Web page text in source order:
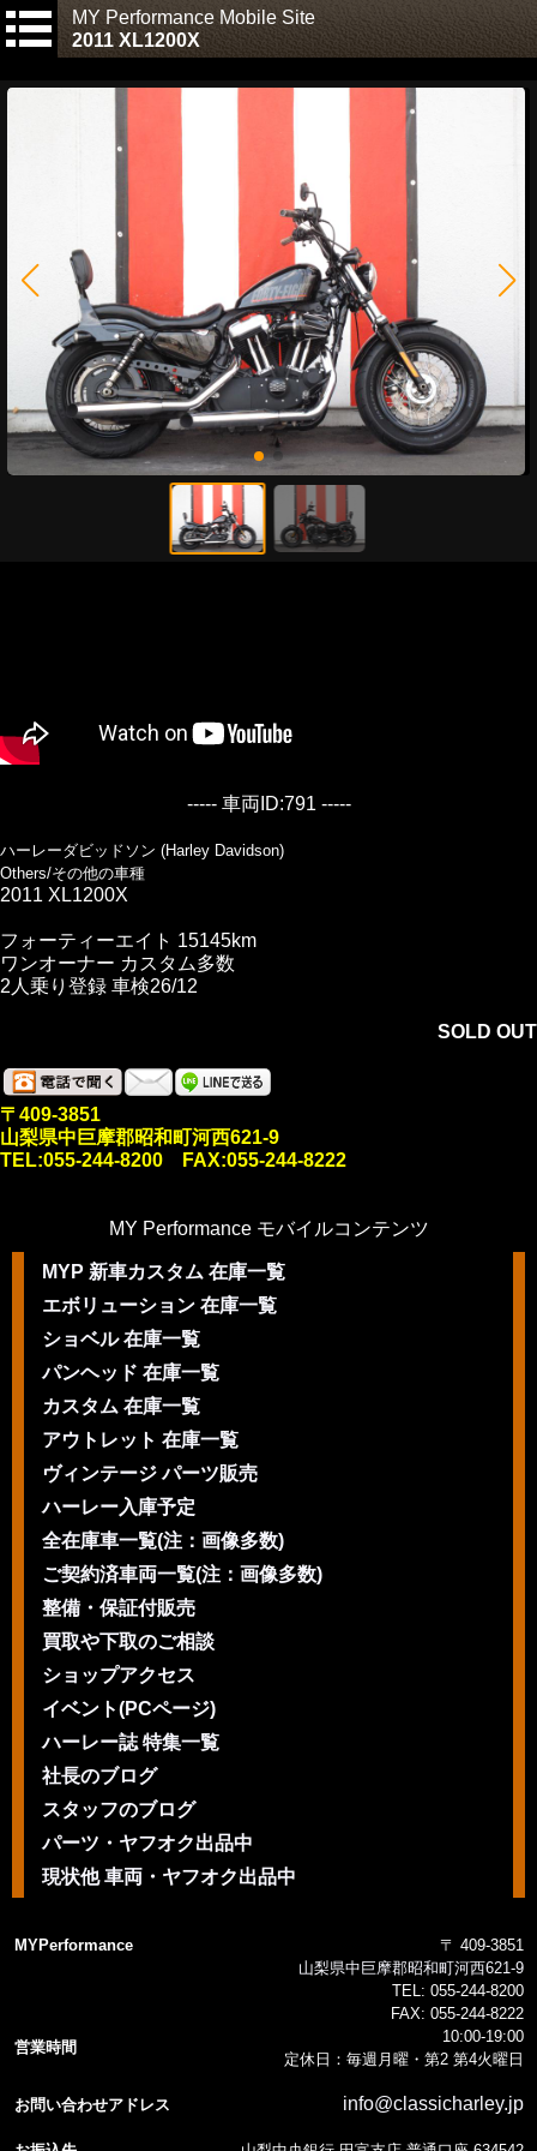
MY Performance Mobile Site
2011 XL1200X
----- 車両ID:791 -----
ハーレーダビッドソン (Harley Davidson)
Others/その他の車種
2011 XL1200X
フォーティーエイト 15145km
ワンオーナー カスタム多数
2人乗り登録 車検26/12
SOLD OUT
〒409-3851
山梨県中巨摩郡昭和町河西621-9
TEL:055-244-8200 FAX:055-244-8222
MY Performance モバイルコンテンツ
MYP 新車カスタム 在庫一覧
エボリューション 在庫一覧
ショベル 在庫一覧
パンヘッド 在庫一覧
カスタム 在庫一覧
アウトレット 在庫一覧
ヴィンテージ パーツ販売
ハーレー入庫予定
全在庫車一覧(注：画像多数)
ご契約済車両一覧(注：画像多数)
整備・保証付販売
買取や下取のご相談
ショップアクセス
イベント(PCページ)
ハーレー誌 特集一覧
社長のブログ
スタッフのブログ
パーツ・ヤフオク出品中
現状他 車両・ヤフオク出品中
MYPerformance
〒 409-3851
山梨県中巨摩郡昭和町河西621-9
TEL: 055-244-8200
FAX: 055-244-8222
営業時間
10:00-19:00
定休日：毎週月曜・第2 第4火曜日
お問い合わせアドレス info@classicharley.jp